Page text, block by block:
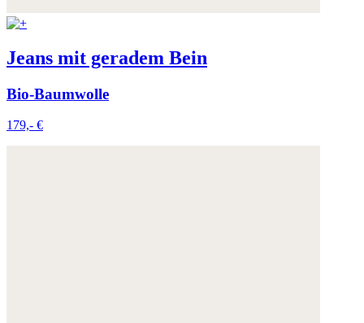
Jeans mit geradem Bein
Bio-Baumwolle
179,- €